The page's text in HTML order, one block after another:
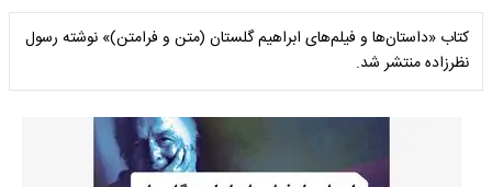
کتاب «داستان‌ها و فیلم‌های ابراهیم گلستان (متن و فرامتن)» نوشته رسول
نظرزاده منتشر شد.